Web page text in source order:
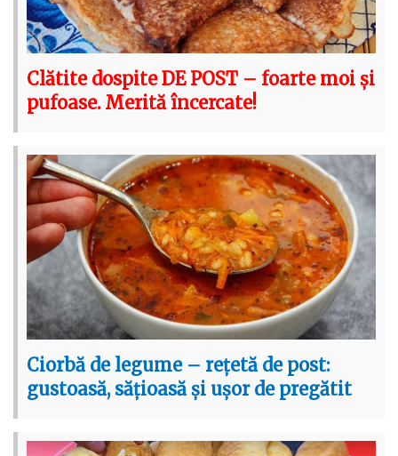
Clătite dospite DE POST – foarte moi și
pufoase. Merită încercate!
Ciorbă de legume – rețetă de post:
gustoasă, sățioasă și ușor de pregătit